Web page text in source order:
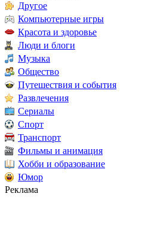
Другое
Компьютерные игры
Красота и здоровье
Люди и блоги
Музыка
Общество
Путешествия и события
Развлечения
Сериалы
Спорт
Транспорт
Фильмы и анимация
Хобби и образование
Юмор
Реклама